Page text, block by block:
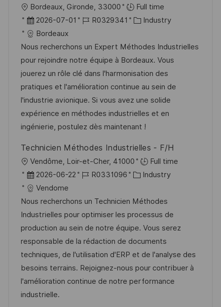
c
h
u
n
g
e
r
ö
f
f
e
n
t
l
i
c
h
u
n
g
O
r
t
Bordeaux, Gironde, 33000
Full time
D
a
t
u
m
d
e
r
V
r
ö
f
f
e
n
t
l
i
c
h
u
2026-07-01
J
b
-
I
D
R0329341
K
t
e
g
o
r
i
e
Industry
Bordeaux
Nous recherchons un Expert Méthodes Industrielles
pour rejoindre notre équipe à Bordeaux. Vous
jouerez un rôle clé dans l'harmonisation des
pratiques et l'amélioration continue au sein de
l'industrie avionique. Si vous avez une solide
expérience en méthodes industrielles et en
ingénierie, postulez dès maintenant !
Technicien Méthodes Industrielles - F/H
O
r
t
Vendôme, Loir-et-Cher, 41000
Full time
D
a
t
u
m
d
e
r
V
e
2026-06-22
J
b
-
I
D
R0331096
K
t
e
g
o
r
i
e
Industry
Vendome
Nous recherchons un Technicien Méthodes
Industrielles pour optimiser les processus de
production au sein de notre équipe. Vous serez
responsable de la rédaction de documents
techniques, de l'utilisation d'ERP et de l'analyse des
besoins terrains. Rejoignez-nous pour contribuer à
l'amélioration continue de notre performance
industrielle.